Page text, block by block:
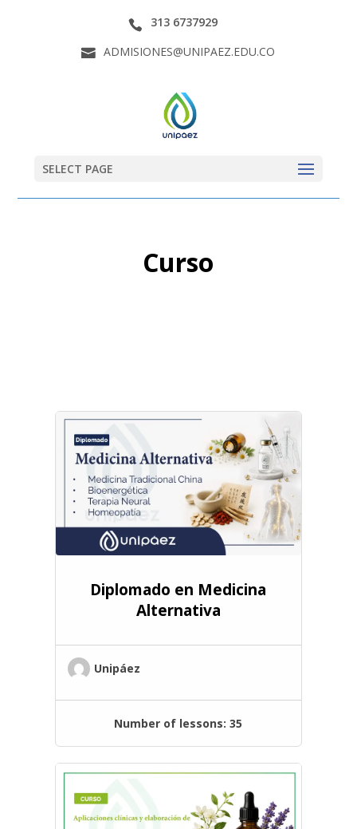
313 6737929
ADMISIONES@UNIPAEZ.EDU.CO
SELECT PAGE
Curso
Diplomado en Medicina
Alternativa
Unipáez
Number of lessons:35